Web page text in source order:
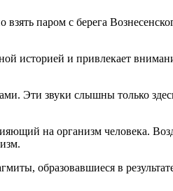
паром с берега
историей и привлекает
Эти звуки слышны только
на организм человека.
образовавшиеся в